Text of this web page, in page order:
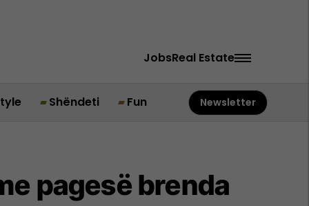
JobsReal Estate
Shëndeti Fun Newsletter
pagesë brenda